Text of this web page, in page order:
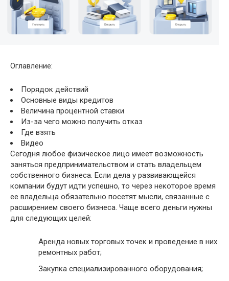
Оглавление:
Порядок действий
Основные виды кредитов
Величина процентной ставки
Из-за чего можно получить отказ
Где взять
Видео
Сегодня любое физическое лицо имеет возможность
заняться предпринимательством и стать владельцем
собственного бизнеса. Если дела у развивающейся
компании будут идти успешно, то через некоторое время
ее владельца обязательно посетят мысли, связанные с
расширением своего бизнеса. Чаще всего деньги нужны
для следующих целей:
Аренда новых торговых точек и проведение в них
ремонтных работ;
Закупка специализированного оборудования;